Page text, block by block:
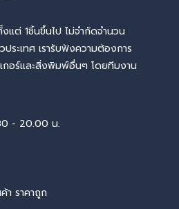
ต่ 1ชิ้นขึ้นไป ไม่จำกัดจำนวน
ะเทศ เรารับฟังความต้องการ
กอร์และสิ่งพิมพ์อื่นๆ โดยทีมงาน
- 20.00 น.
า ราคาถูก